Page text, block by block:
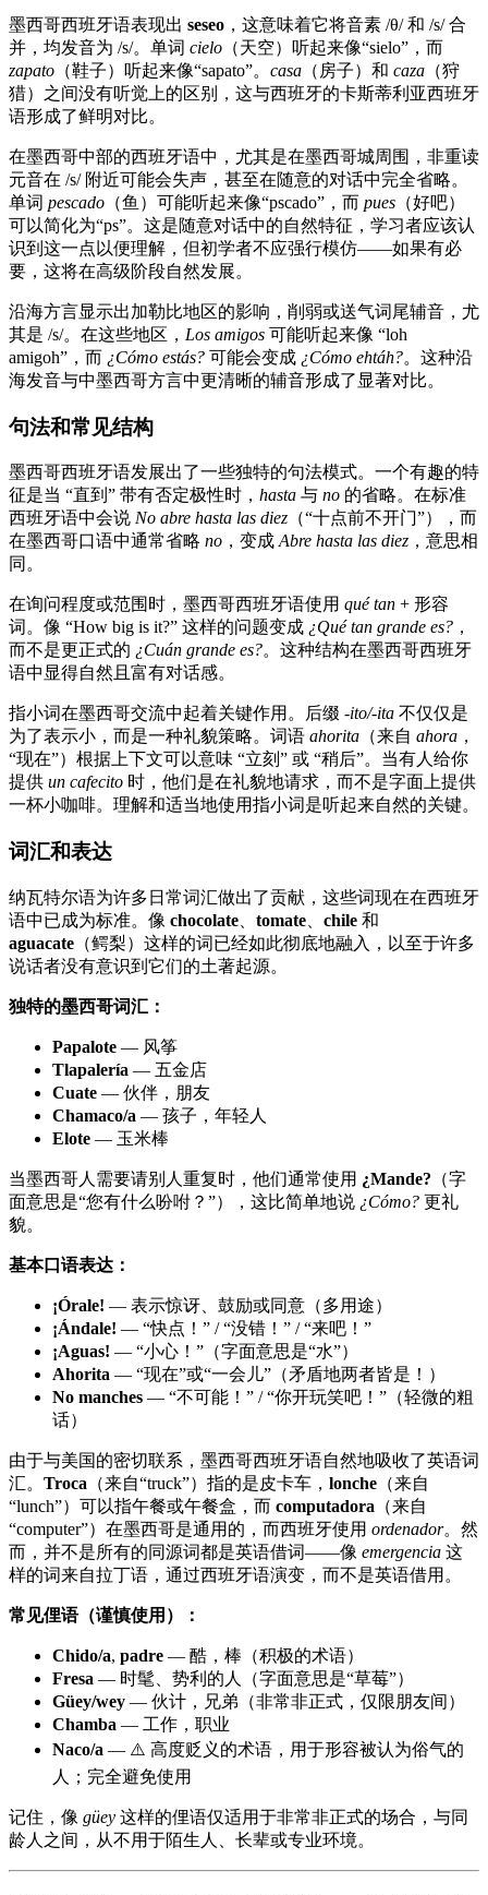
墨西哥西班牙语表现出 seseo ，这意味着它将音素 /θ/ 和 /s/ 合
并，均发音为 /s/。单词 cielo （天空）听起来像“sielo”，而
zapato （鞋子）听起来像“sapato”。 casa （房子）和 caza （狩
猎）之间没有听觉上的区别，这与西班牙的卡斯蒂利亚西班牙
语形成了鲜明对比。
在墨西哥中部的西班牙语中，尤其是在墨西哥城周围，非重读
元音在 /s/ 附近可能会失声，甚至在随意的对话中完全省略。
单词 pescado （鱼）可能听起来像“pscado”，而 pues （好吧）
可以简化为“ps”。这是随意对话中的自然特征，学习者应该认
识到这一点以便理解，但初学者不应强行模仿——如果有必
要，这将在高级阶段自然发展。
沿海方言显示出加勒比地区的影响，削弱或送气词尾辅音，尤
其是 /s/。在这些地区， Los amigos 可能听起来像 “loh
amigoh”，而 ¿Cómo estás? 可能会变成 ¿Cómo ehtáh?。这种沿
海发音与中墨西哥方言中更清晰的辅音形成了显著对比。
句法和常见结构
墨西哥西班牙语发展出了一些独特的句法模式。一个有趣的特
征是当 “直到” 带有否定极性时， hasta 与 no 的省略。在标准
西班牙语中会说 No abre hasta las diez （“十点前不开门”），而
在墨西哥口语中通常省略 no ，变成 Abre hasta las diez ，意思相
同。
在询问程度或范围时，墨西哥西班牙语使用 qué tan + 形容
词。像 “How big is it?” 这样的问题变成 ¿Qué tan grande es? ，
而不是更正式的 ¿Cuán grande es?。这种结构在墨西哥西班牙
语中显得自然且富有对话感。
指小词在墨西哥交流中起着关键作用。后缀 -ito/-ita 不仅仅是
为了表示小，而是一种礼貌策略。词语 ahorita （来自 ahora ，
“现在”）根据上下文可以意味 “立刻” 或 “稍后”。当有人给你
提供 un cafecito 时，他们是在礼貌地请求，而不是字面上提供
一杯小咖啡。理解和适当地使用指小词是听起来自然的关键。
词汇和表达
纳瓦特尔语为许多日常词汇做出了贡献，这些词现在在西班牙
语中已成为标准。像 chocolate tomate chile 和
aguacate （鳄梨）这样的词已经如此彻底地融入，以至于许多
说话者没有意识到它们的土著起源。
独特的墨西哥词汇：
Papalote — 风筝
Tlapalería — 五金店
Cuate — 伙伴，朋友
Chamaco/a — 孩子，年轻人
Elote — 玉米棒
当墨西哥人需要请别人重复时，他们通常使用 ¿Mande? （字
面意思是“您有什么吩咐？”），这比简单地说 ¿Cómo? 更礼
貌。
基本口语表达：
¡Órale! — 表示惊讶、鼓励或同意（多用途）
¡Ándale! — “快点！” / “没错！” / “来吧！”
¡Aguas! — “小心！”（字面意思是“水”）
Ahorita — “现在”或“一会儿”（矛盾地两者皆是！）
No manches — “不可能！” / “你开玩笑吧！”（轻微的粗
话）
由于与美国的密切联系，墨西哥西班牙语自然地吸收了英语词
汇。 Troca （来自“truck”）指的是皮卡车， lonche （来自
“lunch”）可以指午餐或午餐盒，而 computadora （来自
“computer”）在墨西哥是通用的，而西班牙使用 ordenador。然
而，并不是所有的同源词都是英语借词——像 emergencia 这
样的词来自拉丁语，通过西班牙语演变，而不是英语借用。
常见俚语（谨慎使用）：
Chido/a, padre — 酷，棒（积极的术语）
Fresa — 时髦、势利的人（字面意思是“草莓”）
Güey/wey — 伙计，兄弟（非常非正式，仅限朋友间）
Chamba — 工作，职业
Naco/a — ⚠️ 高度贬义的术语，用于形容被认为俗气的
人；完全避免使用
记住，像 güey 这样的俚语仅适用于非常非正式的场合，与同
龄人之间，从不用于陌生人、长辈或专业环境。